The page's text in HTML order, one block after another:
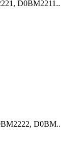
D0BM2211..
D0BM..